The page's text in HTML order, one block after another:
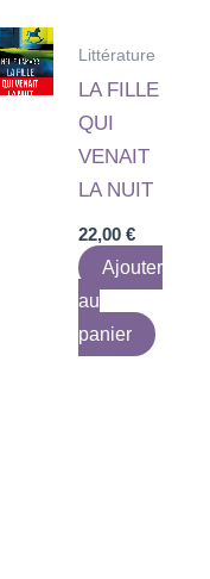
Littérature
LA FILLE
QUI
VENAIT
LA NUIT
22,00 €
Ajouter
au
panier